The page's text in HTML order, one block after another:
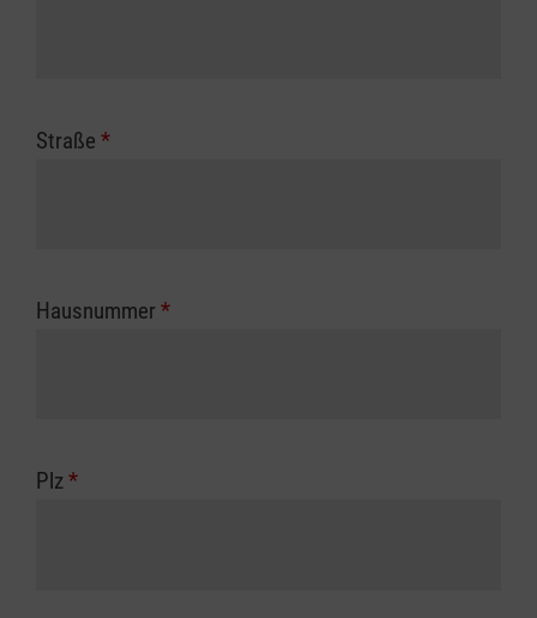
Straße *
Hausnummer *
Plz*